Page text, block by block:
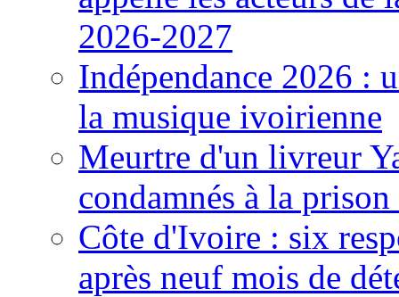
2026-2027
Indépendance 2026 :
la musique ivoirienne
Meurtre d'un livreur
condamnés à la
Côte d'Ivoire : six
après neuf mois de